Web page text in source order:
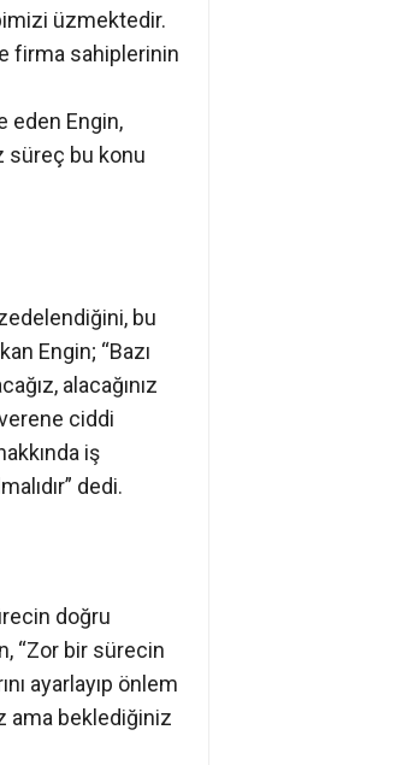
üzmektedir.
firma sahiplerinin
eden Engin,
süreç bu konu
bu
Engin; “Bazı
alacağınız
ciddi
iş
dedi.
doğru
“Zor bir sürecin
ayarlayıp önlem
ama beklediğiniz